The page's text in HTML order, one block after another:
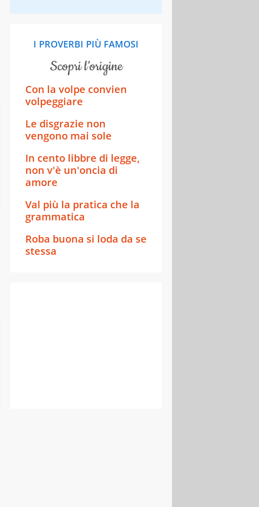
I PROVERBI PIÙ FAMOSI
scopri l’origine
Con la volpe convien
volpeggiare
Le disgrazie non
vengono mai sole
In cento libbre di legge,
non v'è un'oncia di
amore
Val più la pratica che la
grammatica
Roba buona si loda da se
stessa